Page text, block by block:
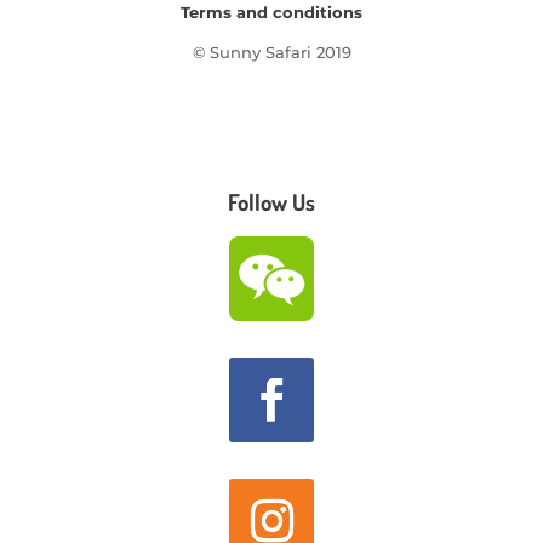
Terms and conditions
© Sunny Safari 2019
Follow Us